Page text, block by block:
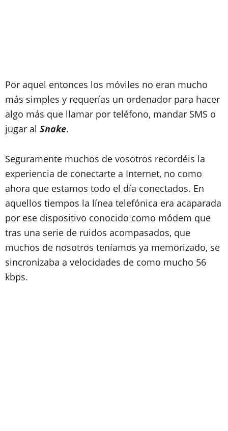
Por aquel entonces los móviles no eran mucho
más simples y requerías un ordenador para hacer
algo más que llamar por teléfono, mandar SMS o
jugar al Snake.
Seguramente muchos de vosotros recordéis la
experiencia de conectarte a Internet, no como
ahora que estamos todo el día conectados. En
aquellos tiempos la línea telefónica era acaparada
por ese dispositivo conocido como módem que
tras una serie de ruidos acompasados, que
muchos de nosotros teníamos ya memorizado, se
sincronizaba a velocidades de como mucho 56
kbps.